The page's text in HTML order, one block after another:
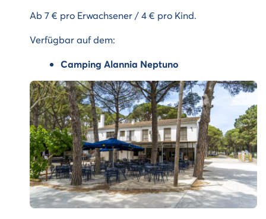
Ab 7 € pro Erwachsener / 4 € pro Kind.
Verfügbar auf dem:
Camping Alannia Neptuno